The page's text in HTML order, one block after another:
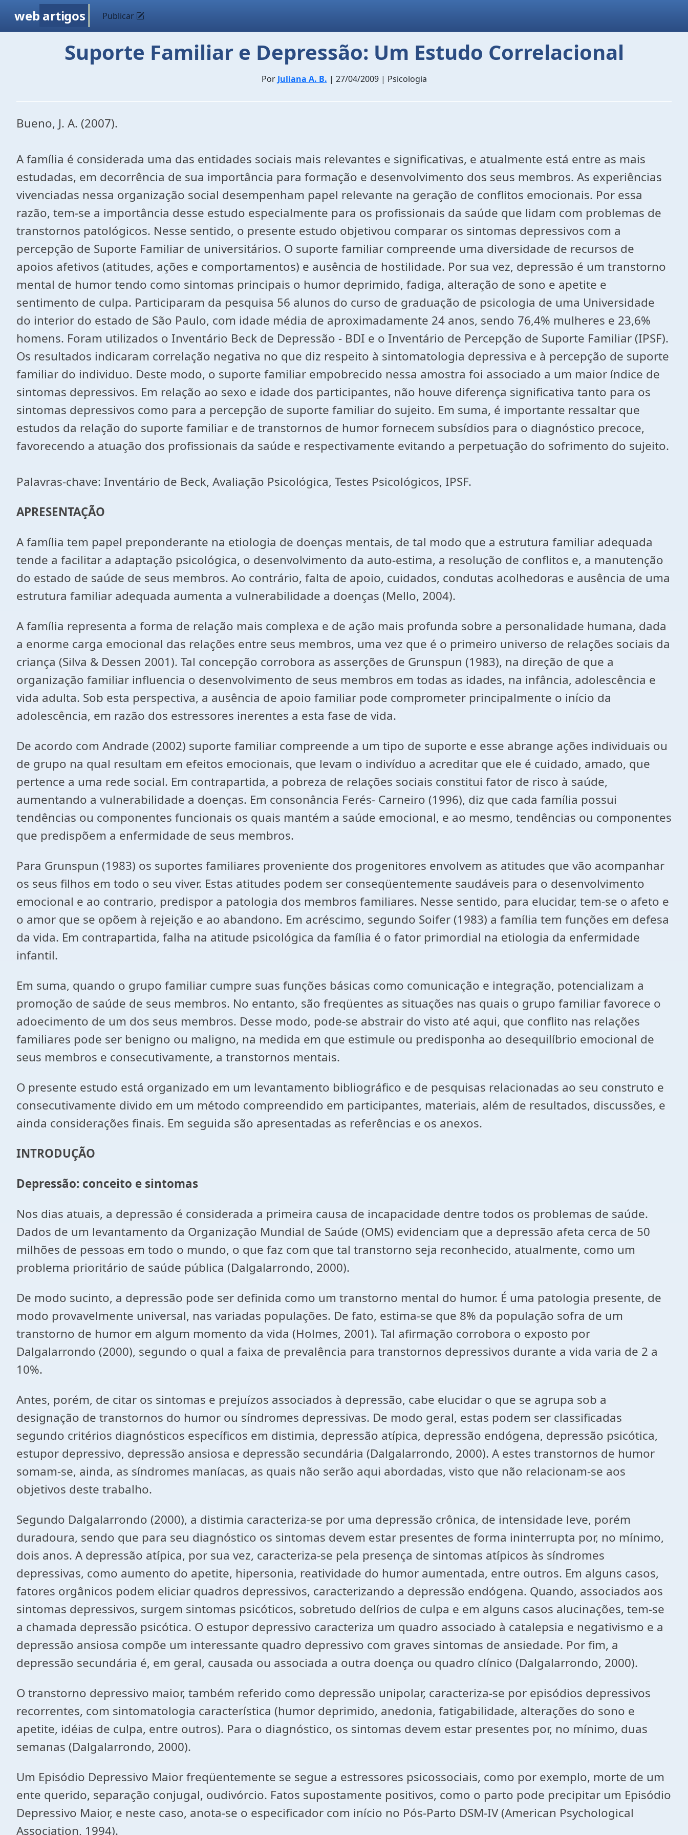
web artigos Publicar
Suporte Familiar e Depressão: Um Estudo Correlacional
Por Juliana A. B. | 27/04/2009 | Psicologia
Bueno, J. A. (2007).
A família é considerada uma das entidades sociais mais relevantes e significativas, e atualmente está entre as mais
estudadas, em decorrência de sua importância para formação e desenvolvimento dos seus membros. As experiências
vivenciadas nessa organização social desempenham papel relevante na geração de conflitos emocionais. Por essa
razão, tem-se a importância desse estudo especialmente para os profissionais da saúde que lidam com problemas de
transtornos patológicos. Nesse sentido, o presente estudo objetivou comparar os sintomas depressivos com a
percepção de Suporte Familiar de universitários. O suporte familiar compreende uma diversidade de recursos de
apoios afetivos (atitudes, ações e comportamentos) e ausência de hostilidade. Por sua vez, depressão é um transtorno
mental de humor tendo como sintomas principais o humor deprimido, fadiga, alteração de sono e apetite e
sentimento de culpa. Participaram da pesquisa 56 alunos do curso de graduação de psicologia de uma Universidade
do interior do estado de São Paulo, com idade média de aproximadamente 24 anos, sendo 76,4% mulheres e 23,6%
homens. Foram utilizados o Inventário Beck de Depressão - BDI e o Inventário de Percepção de Suporte Familiar (IPSF).
Os resultados indicaram correlação negativa no que diz respeito à sintomatologia depressiva e à percepção de suporte
familiar do individuo. Deste modo, o suporte familiar empobrecido nessa amostra foi associado a um maior índice de
sintomas depressivos. Em relação ao sexo e idade dos participantes, não houve diferença significativa tanto para os
sintomas depressivos como para a percepção de suporte familiar do sujeito. Em suma, é importante ressaltar que
estudos da relação do suporte familiar e de transtornos de humor fornecem subsídios para o diagnóstico precoce,
favorecendo a atuação dos profissionais da saúde e respectivamente evitando a perpetuação do sofrimento do sujeito.
Palavras-chave: Inventário de Beck, Avaliação Psicológica, Testes Psicológicos, IPSF.
APRESENTAÇÃO
A família tem papel preponderante na etiologia de doenças mentais, de tal modo que a estrutura familiar adequada
tende a facilitar a adaptação psicológica, o desenvolvimento da auto-estima, a resolução de conflitos e, a manutenção
do estado de saúde de seus membros. Ao contrário, falta de apoio, cuidados, condutas acolhedoras e ausência de uma
estrutura familiar adequada aumenta a vulnerabilidade a doenças (Mello, 2004).
A família representa a forma de relação mais complexa e de ação mais profunda sobre a personalidade humana, dada
a enorme carga emocional das relações entre seus membros, uma vez que é o primeiro universo de relações sociais da
criança (Silva & Dessen 2001). Tal concepção corrobora as asserções de Grunspun (1983), na direção de que a
organização familiar influencia o desenvolvimento de seus membros em todas as idades, na infância, adolescência e
vida adulta. Sob esta perspectiva, a ausência de apoio familiar pode comprometer principalmente o início da
adolescência, em razão dos estressores inerentes a esta fase de vida.
De acordo com Andrade (2002) suporte familiar compreende a um tipo de suporte e esse abrange ações individuais ou
de grupo na qual resultam em efeitos emocionais, que levam o indivíduo a acreditar que ele é cuidado, amado, que
pertence a uma rede social. Em contrapartida, a pobreza de relações sociais constitui fator de risco à saúde,
aumentando a vulnerabilidade a doenças. Em consonância Ferés- Carneiro (1996), diz que cada família possui
tendências ou componentes funcionais os quais mantém a saúde emocional, e ao mesmo, tendências ou componentes
que predispõem a enfermidade de seus membros.
Para Grunspun (1983) os suportes familiares proveniente dos progenitores envolvem as atitudes que vão acompanhar
os seus filhos em todo o seu viver. Estas atitudes podem ser conseqüentemente saudáveis para o desenvolvimento
emocional e ao contrario, predispor a patologia dos membros familiares. Nesse sentido, para elucidar, tem-se o afeto e
o amor que se opõem à rejeição e ao abandono. Em acréscimo, segundo Soifer (1983) a família tem funções em defesa
da vida. Em contrapartida, falha na atitude psicológica da família é o fator primordial na etiologia da enfermidade
infantil.
Em suma, quando o grupo familiar cumpre suas funções básicas como comunicação e integração, potencializam a
promoção de saúde de seus membros. No entanto, são freqüentes as situações nas quais o grupo familiar favorece o
adoecimento de um dos seus membros. Desse modo, pode-se abstrair do visto até aqui, que conflito nas relações
familiares pode ser benigno ou maligno, na medida em que estimule ou predisponha ao desequilíbrio emocional de
seus membros e consecutivamente, a transtornos mentais.
O presente estudo está organizado em um levantamento bibliográfico e de pesquisas relacionadas ao seu construto e
consecutivamente divido em um método compreendido em participantes, materiais, além de resultados, discussões, e
ainda considerações finais. Em seguida são apresentadas as referências e os anexos.
INTRODUÇÃO
Depressão: conceito e sintomas
Nos dias atuais, a depressão é considerada a primeira causa de incapacidade dentre todos os problemas de saúde.
Dados de um levantamento da Organização Mundial de Saúde (OMS) evidenciam que a depressão afeta cerca de 50
milhões de pessoas em todo o mundo, o que faz com que tal transtorno seja reconhecido, atualmente, como um
problema prioritário de saúde pública (Dalgalarrondo, 2000).
De modo sucinto, a depressão pode ser definida como um transtorno mental do humor. É uma patologia presente, de
modo provavelmente universal, nas variadas populações. De fato, estima-se que 8% da população sofra de um
transtorno de humor em algum momento da vida (Holmes, 2001). Tal afirmação corrobora o exposto por
Dalgalarrondo (2000), segundo o qual a faixa de prevalência para transtornos depressivos durante a vida varia de 2 a
10%.
Antes, porém, de citar os sintomas e prejuízos associados à depressão, cabe elucidar o que se agrupa sob a
designação de transtornos do humor ou síndromes depressivas. De modo geral, estas podem ser classificadas
segundo critérios diagnósticos específicos em distimia, depressão atípica, depressão endógena, depressão psicótica,
estupor depressivo, depressão ansiosa e depressão secundária (Dalgalarrondo, 2000). A estes transtornos de humor
somam-se, ainda, as síndromes maníacas, as quais não serão aqui abordadas, visto que não relacionam-se aos
objetivos deste trabalho.
Segundo Dalgalarrondo (2000), a distimia caracteriza-se por uma depressão crônica, de intensidade leve, porém
duradoura, sendo que para seu diagnóstico os sintomas devem estar presentes de forma ininterrupta por, no mínimo,
dois anos. A depressão atípica, por sua vez, caracteriza-se pela presença de sintomas atípicos às síndromes
depressivas, como aumento do apetite, hipersonia, reatividade do humor aumentada, entre outros. Em alguns casos,
fatores orgânicos podem eliciar quadros depressivos, caracterizando a depressão endógena. Quando, associados aos
sintomas depressivos, surgem sintomas psicóticos, sobretudo delírios de culpa e em alguns casos alucinações, tem-se
a chamada depressão psicótica. O estupor depressivo caracteriza um quadro associado à catalepsia e negativismo e a
depressão ansiosa compõe um interessante quadro depressivo com graves sintomas de ansiedade. Por fim, a
depressão secundária é, em geral, causada ou associada a outra doença ou quadro clínico (Dalgalarrondo, 2000).
O transtorno depressivo maior, também referido como depressão unipolar, caracteriza-se por episódios depressivos
recorrentes, com sintomatologia característica (humor deprimido, anedonia, fatigabilidade, alterações do sono e
apetite, idéias de culpa, entre outros). Para o diagnóstico, os sintomas devem estar presentes por, no mínimo, duas
semanas (Dalgalarrondo, 2000).
Um Episódio Depressivo Maior freqüentemente se segue a estressores psicossociais, como por exemplo, morte de um
ente querido, separação conjugal, oudivórcio. Fatos supostamente positivos, como o parto pode precipitar um Episódio
Depressivo Maior, e neste caso, anota-se o especificador com início no Pós-Parto DSM-IV (American Psychological
Association, 1994).